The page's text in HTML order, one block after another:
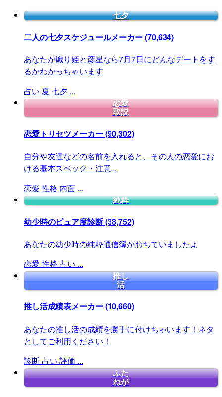
七夕
二人の七夕スケジュールメーカー(70,634)
あなたが織り姫と彦星なら7月7日にどんなデートをす
るかわかっちゃいます
占い 夏 七夕 ...
恋愛
取説
恋愛トリセツメーカー(90,302)
自分や友達などの名前を入れると、その人の恋愛にお
ける基本スペック・注意...
恋愛 性格 内面 ...
純粋
幼少時のピュア度診断(38,752)
あなたの幼少時の純粋通信簿がおちていましたよ
恋愛 性格 占い ...
推し
活
推し活成績表メーカー(10,660)
あなたの推し活の成績を勝手に付けちゃいます！ネタ
としてご利用ください！
診断 占い 評価 ...
ふた
ねが